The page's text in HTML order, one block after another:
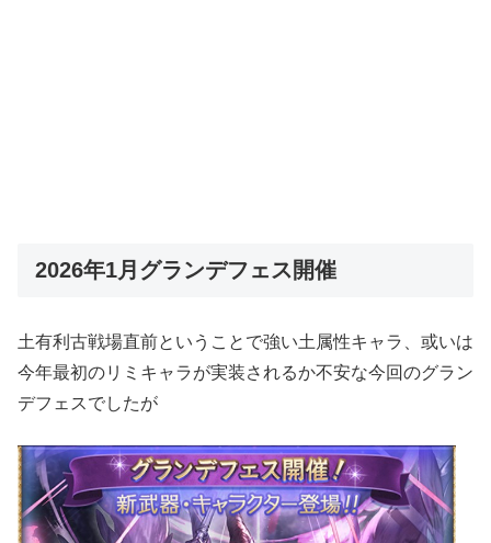
2026年1月グランデフェス開催
土有利古戦場直前ということで強い土属性キャラ、或いは
今年最初のリミキャラが実装されるか不安な今回のグラン
デフェスでしたが